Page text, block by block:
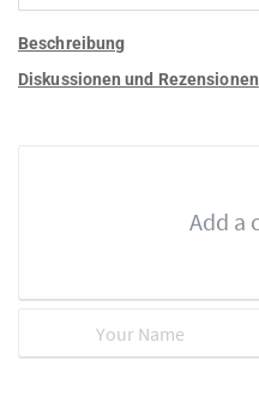
Beschreibung
Diskussionen und Rezensionen